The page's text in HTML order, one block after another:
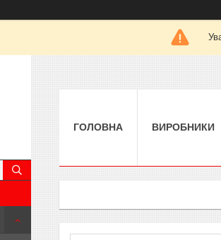
ГОЛОВНА ВИРОБНИКИ